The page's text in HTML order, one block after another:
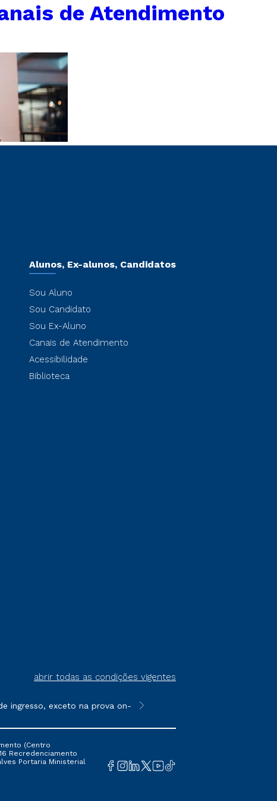
de Atendimento
Alunos, Ex-alunos, Candidatos
Sou Aluno
Sou Candidato
Sou Ex-Aluno
Canais de Atendimento
Acessibilidade
Biblioteca
abrir todas as condições vigentes
exceto na prova on-line ou agendada, que ofertam
**Semipresencial é um formato do
(Centro
Recredenciamento
Portaria Ministerial